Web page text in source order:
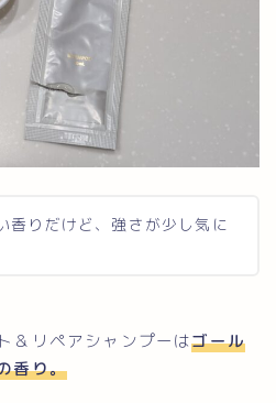
香りだけど、強さが少し気に
＆リペアシャンプーはゴール
香り。